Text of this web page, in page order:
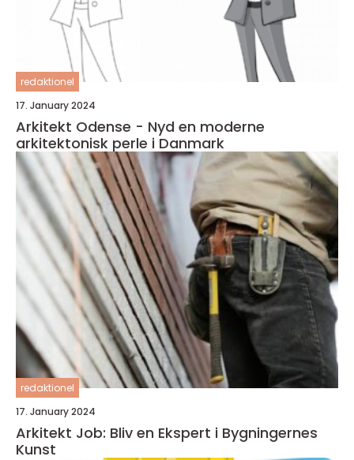
redaktionel
17. January 2024
Arkitekt Odense - Nyd en moderne
arkitektonisk perle i Danmark
redaktionel
17. January 2024
Arkitekt Job: Bliv en Ekspert i Bygningernes
Kunst